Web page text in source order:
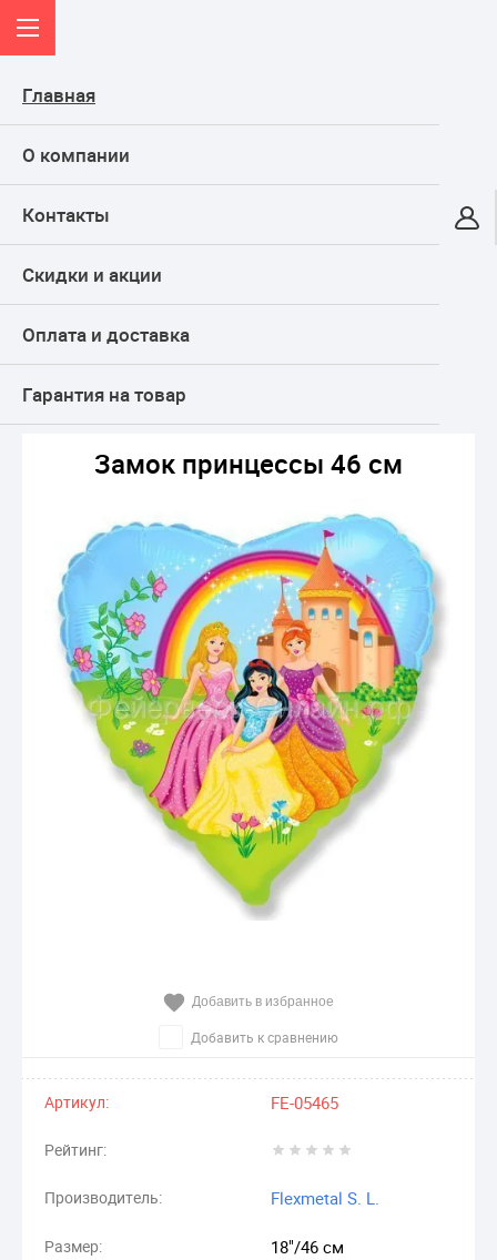
Главная
О компании
Контакты
Скидки и акции
Оплата и доставка
Гарантия на товар
Онлайн-гипермаркет
КАТАЛОГ
Воздушные шары
Фольгированные
Сердца
Замок принцессы 46 см
Замок принцессы 46 см
Добавить в избранное
Добавить к сравнению
Артикул: FE-05465
Рейтинг:
Производитель: Flexmetal S. L.
Размер: 18"/46 см